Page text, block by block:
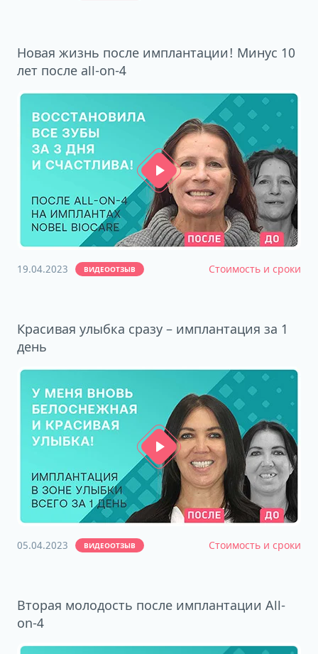
Новая жизнь после имплантации! Минус 10
лет после all-on-4
19.04.2023 ВИДЕООТЗЫВ Стоимость и сроки
Красивая улыбка сразу – имплантация за 1
день
05.04.2023 ВИДЕООТЗЫВ Стоимость и сроки
Вторая молодость после имплантации All-
on-4